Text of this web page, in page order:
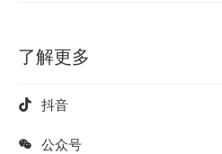
了解更多
抖音
公众号